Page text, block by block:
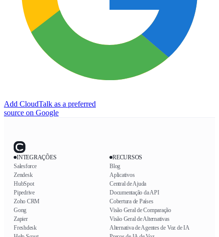
Add CloudTalk as a preferred
source on Google
INTEGRAÇÕES
Salesforce
Zendesk
HubSpot
Pipedrive
Zoho CRM
Gong
Zapier
Freshdesk
RECURSOS
Blog
Aplicativos
Central de Ajuda
Documentação da API
Cobertura de Países
Visão Geral de Comparação
Visão Geral de Alternativas
Alternativa de Agentes de Voz de IA